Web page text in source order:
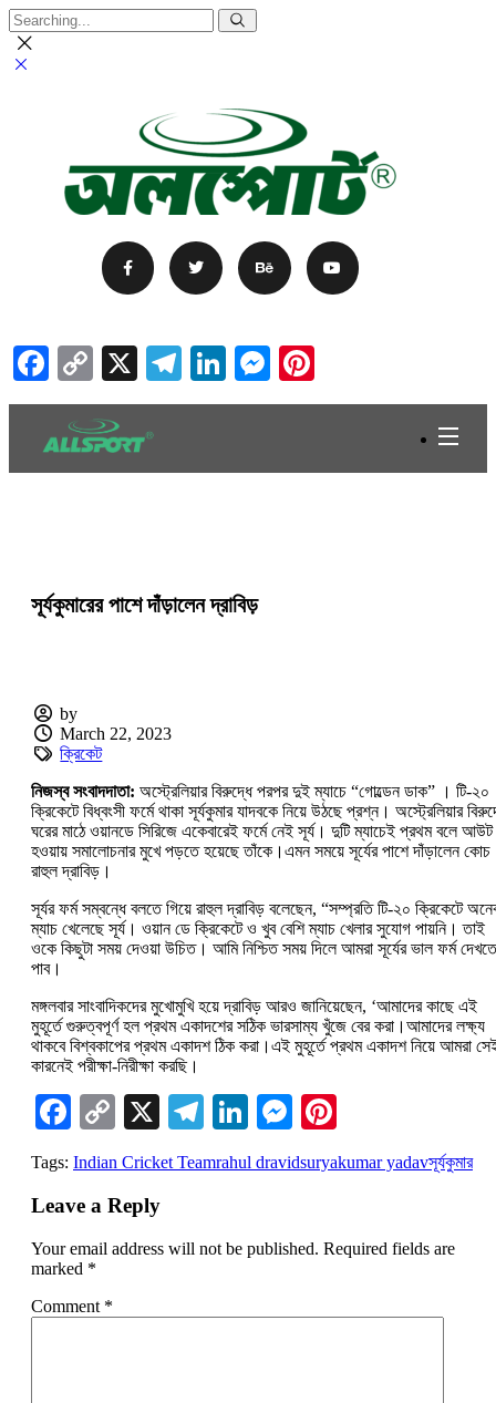
Facebook
Copy
Link
X Telegram
LinkedIn
Messenger
সূর্যকুমারের পাশে দাঁড়ালেন দ্রাবিড়
by
March 22, 2023
ক্রিকেট
নিজস্ব সংবাদদাতা: অস্ট্রেলিয়ার বিরুদ্ধে পরপর দুই ম্যাচে “গোল্ডেন ডাক” । টি-২০
ক্রিকেটে বিধ্বংসী ফর্মে থাকা সূর্যকুমার যাদবকে নিয়ে উঠছে প্রশ্ন। অস্ট্রেলিয়ার
ঘরের মাঠে ওয়ানডে সিরিজে একেবারেই ফর্মে নেই সূর্য। দুটি ম্যাচেই প্রথম বলে আউট
হওয়ায় সমালোচনার মুখে পড়তে হয়েছে তাঁকে।এমন সময়ে সূর্যের পাশে দাঁড়ালেন কোচ
রাহুল দ্রাবিড়।
সূর্যর ফর্ম সম্বন্ধে বলতে গিয়ে রাহুল দ্রাবিড় বলেছেন, “সম্প্রতি টি-২০ ক্রিকেটে
ম্যাচ খেলেছে সূর্য। ওয়ান ডে ক্রিকেটে ও খুব বেশি ম্যাচ খেলার সুযোগ পায়নি। তাই
ওকে কিছুটা সময় দেওয়া উচিত। আমি নিশ্চিত সময় দিলে আমরা সূর্যের ভাল ফর্ম দেখতে
পাব।
মঙ্গলবার সাংবাদিকদের মুখোমুখি হয়ে দ্রাবিড় আরও জানিয়েছেন, ‘আমাদের কাছে এই
মুহূর্তে গুরুত্বপূর্ণ হল প্রথম একাদশের সঠিক ভারসাম্য খুঁজে বের করা।আমাদের লক্ষ্য
থাকবে বিশ্বকাপের প্রথম একাদশ ঠিক করা।এই মুহূর্তে প্রথম একাদশ নিয়ে আমরা
কারনেই পরীক্ষা-নিরীক্ষা করছি।
Facebook
Copy
Link
X Telegram
LinkedIn
Messenger
Tags: Indian Cricket Teamrahul dravidsuryakumar yadavসূর্যকুমার
Leave a Reply
Your email address will not be published. Required fields are
marked *
Comment *